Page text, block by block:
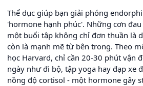
Thể dục giúp bạn giải phóng
'hormone hạnh phúc'. Những cơn
một buổi tập không chỉ đơn thuần là
còn là mạnh mẽ từ bên trong. Theo
học Harvard, chỉ cần 20-30 phút vận
ngày như đi bộ, tập yoga hay đạp xe
nồng độ cortisol - một hormone gây